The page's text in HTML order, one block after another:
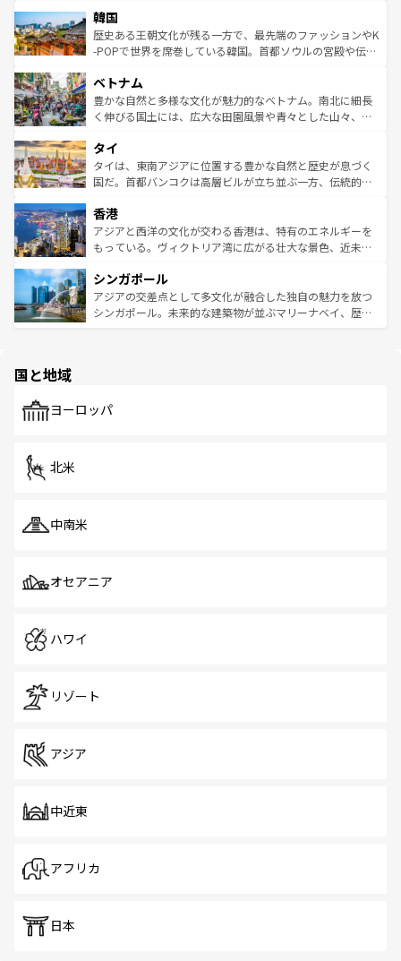
はコンテンツ一覧
いる。アクティビティも充実しており、サーフィンやダイ
ビング、ハイキングなど、アウトドア好きにはたまらな
い。オーストラリアの多彩な魅力を存分に味わいつくそ
参照してほしい。
ン）、静ひつな山岳地帯である台湾東部など、都市の喧騒
と山間の静けさが共存しており、訪れる人に新しい発見と
驚きをもたらしてくれる。また、奥深い台湾の食文化も魅
容にもいいと評判のスイーツなど、バラエティ豊かな料理
が味わえる。 なお、新着の台湾情報は コンテンツ一覧を参
照してほしい。
韓国
歴史ある王朝文化が残る一方で、最先端のファッションやK
-POPで世界を席巻している韓国。首都ソウルの宮殿や伝統
き、地方に足を延ばせば四季折々の自然美を楽しむことが
できる。そして、キムチや焼肉、絶品のストリートフード
まで、さまざまな韓国料理が待っている。夜には、韓国な
リティに包まれながら、韓国の多彩な魅力を心ゆくまで味
わってみてほしい。 なお、新着の韓国情報はコンテンツ一
覧を参照してほしい。
ベトナム
豊かな自然と多様な文化が魅力的なベトナム。南北に細長
く伸びる国土には、広大な田園風景や青々とした山々、世
急速な発展と共に伝統が息づく。ハノイの古い町並みやホ
ーチミン市のフランス統治時代の建物も、独特の雰囲気を
醸し出している。また、バラエティの豊かさとおいしさで
とつ。フォーやバインミー、ベトナムコーヒーなどは、ぜ
ひ現地で味わいたい。どの地域を訪れてもあたたかい人々
が旅行者を迎えてくれるので、きっと忘れられない旅にな
参照してほしい。
タイ
タイは、東南アジアに位置する豊かな自然と歴史が息づく
国だ。首都バンコクは高層ビルが立ち並ぶ一方、伝統的な
の活気が交差している。北部ではチェンマイなどの山岳地
帯で自然と触れ合い、南部ではプーケットやクラビの美し
いビーチでリゾート気分を楽しむことができる。タイ料理
激する。気候は一年中温暖で、どの季節にも異なる楽しみ
が待っている。親しみやすいタイの人々、仏教を中心とし
た文化、そして多様な観光資源が、訪れる旅人を魅了し続
香港
アジアと西洋の文化が交わる香港は、特有のエネルギーを
もっている。ヴィクトリア湾に広がる壮大な景色、近未来
み、どこを訪れても感動するはず。観光スポットが密集し
ており、効率よく見どころを回れるのも魅力。息をのむよ
うな絶景から文化的な体験まで、香港を存分に楽しみ尽く
シンガポール
アジアの交差点として多文化が融合した独自の魅力を放つ
シンガポール。未来的な建築物が並ぶマリーナベイ、歴史
で、ホーカーズは地元の風情を楽しめる外せないスポット
国と地域
ヨーロッパ
北米
中南米
オセアニア
ハワイ
リゾート
アジア
中近東
アフリカ
日本